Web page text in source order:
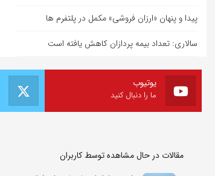
پیدا و پنهان «ارزان فروشی» مکمل در پلتفرم ها
سالاری: تعداد بیمه پردازان کاهش یافته است
یوتیوب
ما را دنبال کنید
مقالات در حال مشاهده توسط کاربران